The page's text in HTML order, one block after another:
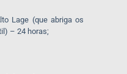
Lage (que abriga os
– 24 horas;